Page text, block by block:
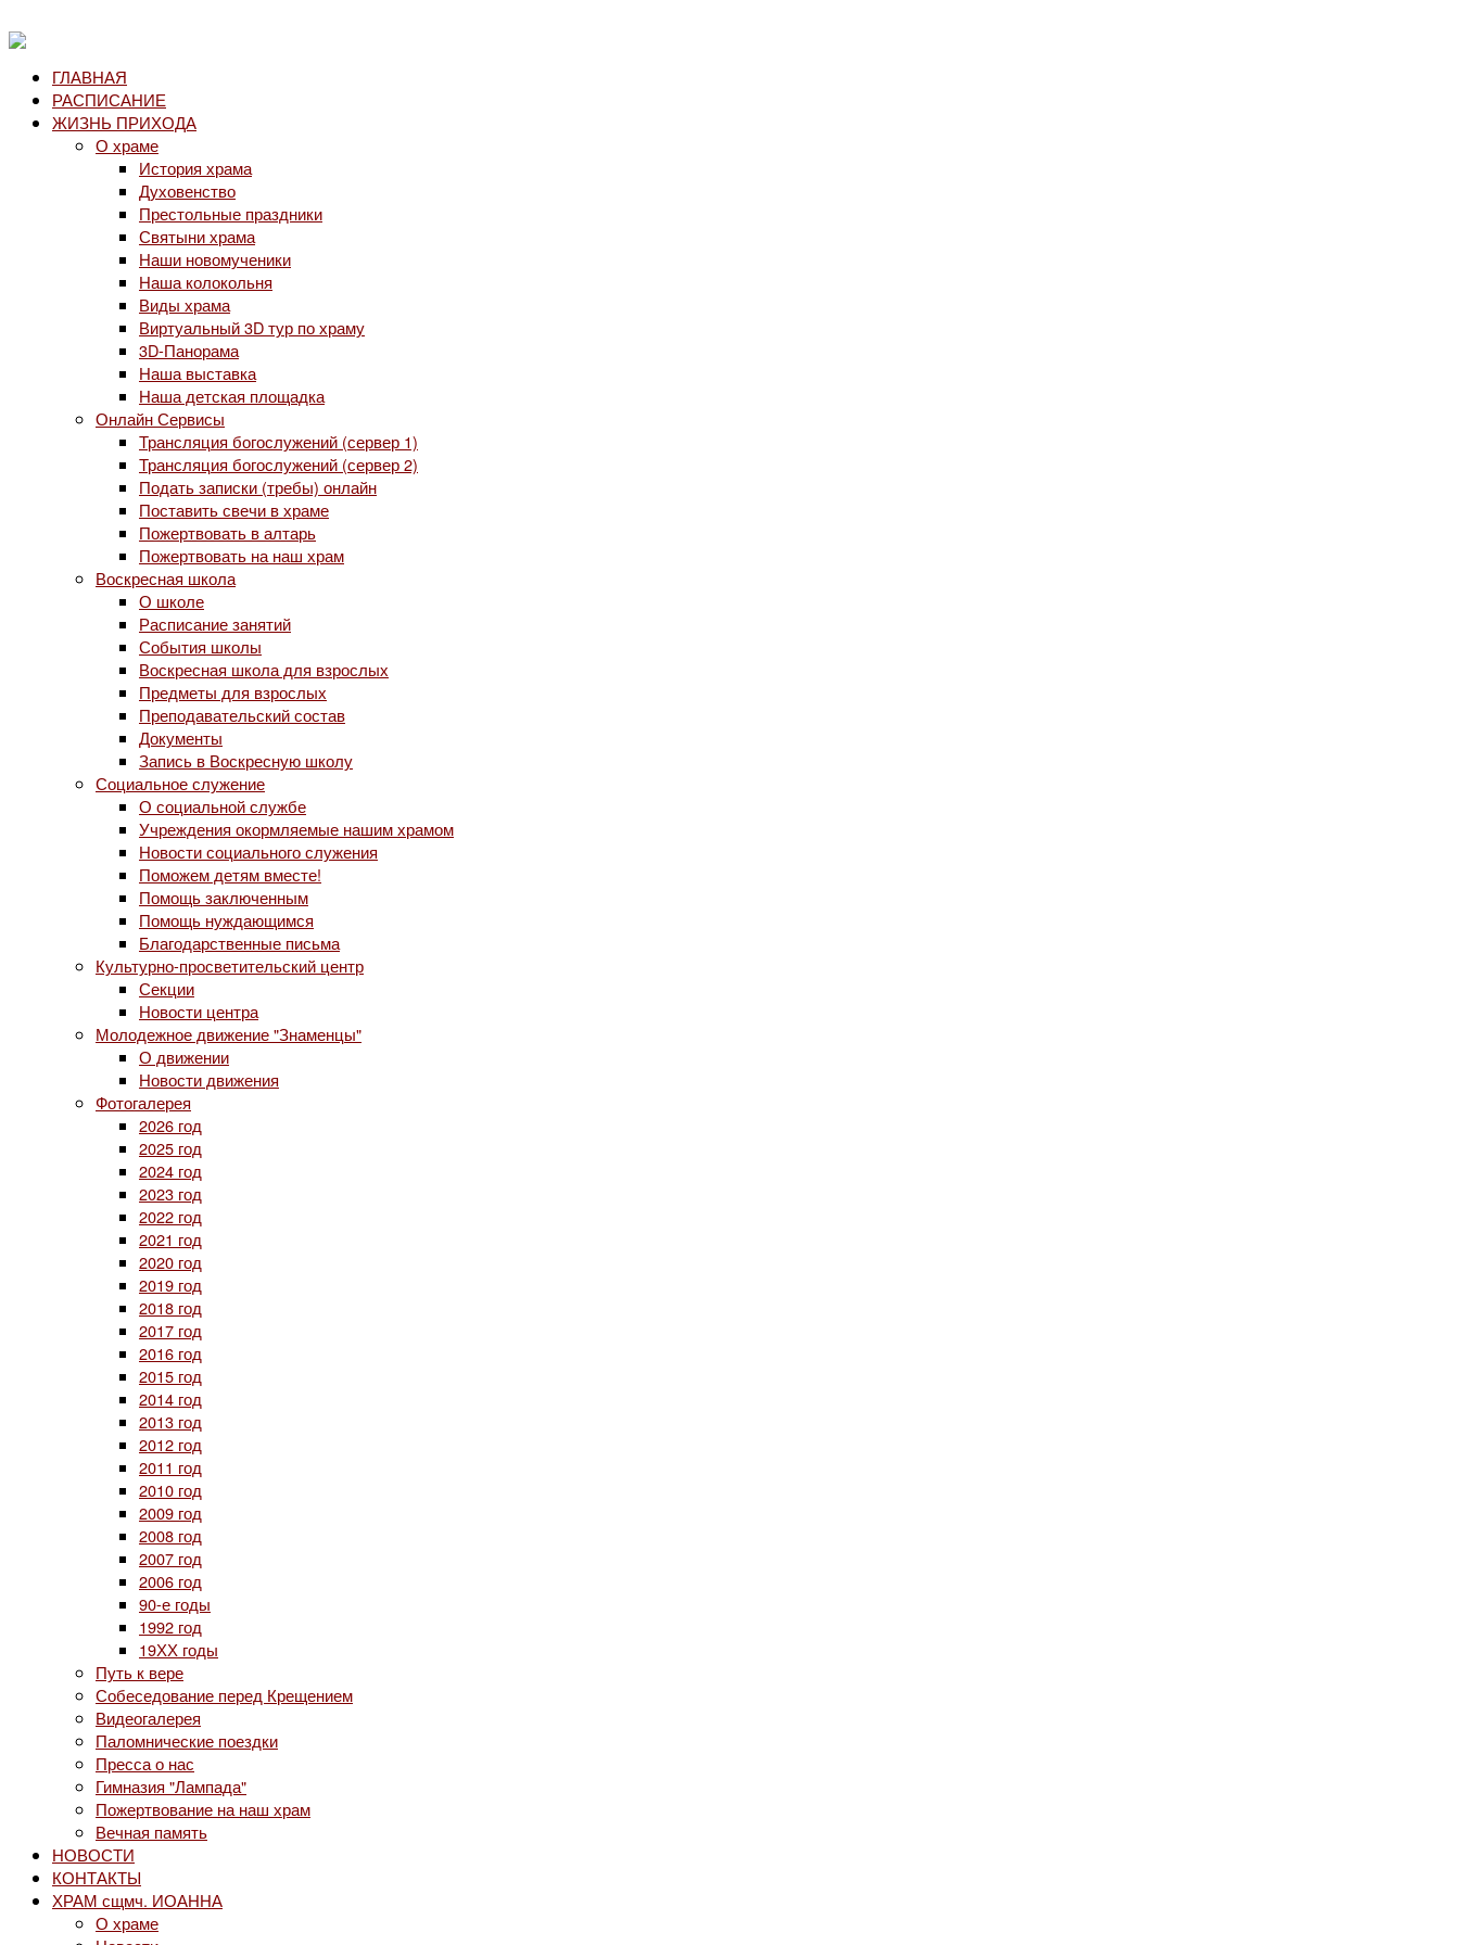
ГЛАВНАЯ
РАСПИСАНИЕ
ЖИЗНЬ ПРИХОДА
О храме
История храма
Духовенство
Престольные праздники
Святыни храма
Наши новомученики
Наша колокольня
Виды храма
Виртуальный 3D тур по храму
3D-Панорама
Наша выставка
Наша детская площадка
Онлайн Сервисы
Трансляция богослужений (сервер 1)
Трансляция богослужений (сервер 2)
Подать записки (требы) онлайн
Поставить свечи в храме
Пожертвовать в алтарь
Пожертвовать на наш храм
Воскресная школа
О школе
Расписание занятий
События школы
Воскресная школа для взрослых
Предметы для взрослых
Преподавательский состав
Документы
Запись в Воскресную школу
Социальное служение
О социальной службе
Учреждения окормляемые нашим храмом
Новости социального служения
Поможем детям вместе!
Помощь заключенным
Помощь нуждающимся
Благодарственные письма
Культурно-просветительский центр
Секции
Новости центра
Молодежное движение "Знаменцы"
О движении
Новости движения
Фотогалерея
2026 год
2025 год
2024 год
2023 год
2022 год
2021 год
2020 год
2019 год
2018 год
2017 год
2016 год
2015 год
2014 год
2013 год
2012 год
2011 год
2010 год
2009 год
2008 год
2007 год
2006 год
90-е годы
1992 год
19ХХ годы
Путь к вере
Собеседование перед Крещением
Видеогалерея
Паломнические поездки
Пресса о нас
Гимназия "Лампада"
Пожертвование на наш храм
Вечная память
НОВОСТИ
КОНТАКТЫ
ХРАМ сщмч. ИОАННА
О храме